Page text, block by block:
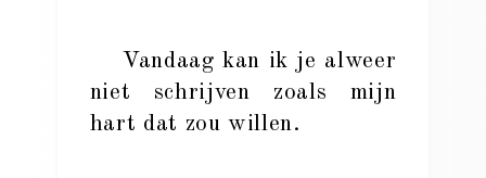
Vandaag kan ik je alweer
niet schrijven zoals mijn
hart dat zou willen.